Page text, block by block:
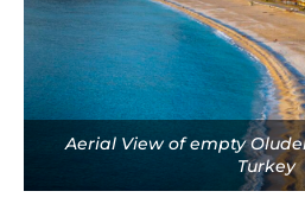
Aerial View of empty
Turkey